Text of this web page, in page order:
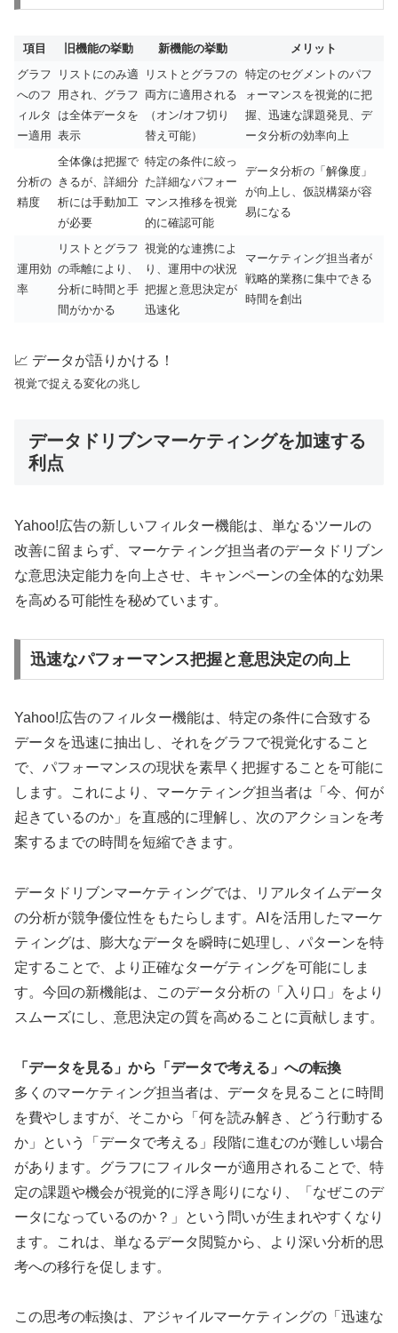
項目 旧機能の挙動 新機能の挙動
メリット
グラフ
へのフ
ィルタ
ー適用
リストにのみ適
用され、グラフ
は全体データを
表示
リストとグラフの
両方に適用される
（オン/オフ切り
替え可能）
特定のセグメントのパフ
ォーマンスを視覚的に把
握、迅速な課題発見、デ
ータ分析の効率向上
分析の
精度
全体像は把握で
きるが、詳細分
析には手動加工
が必要
特定の条件に絞っ
た詳細なパフォー
マンス推移を視覚
的に確認可能
データ分析の「解像度」
が向上し、仮説構築が容
易になる
運用効
率
リストとグラフ
の乖離により、
分析に時間と手
間がかかる
視覚的な連携によ
り、運用中の状況
把握と意思決定が
迅速化
マーケティング担当者が
戦略的業務に集中できる
時間を創出
📈 データが語りかける！
視覚で捉える変化の兆し
データドリブンマーケティングを加速する
利点
Yahoo!広告の新しいフィルター機能は、単なるツールの
改善に留まらず、マーケティング担当者のデータドリブン
な意思決定能力を向上させ、キャンペーンの全体的な効果
を高める可能性を秘めています。
迅速なパフォーマンス把握と意思決定の向上
Yahoo!広告のフィルター機能は、特定の条件に合致する
データを迅速に抽出し、それをグラフで視覚化すること
で、パフォーマンスの現状を素早く把握することを可能に
します。これにより、マーケティング担当者は「今、何が
起きているのか」を直感的に理解し、次のアクションを考
案するまでの時間を短縮できます。
データドリブンマーケティングでは、リアルタイムデータ
の分析が競争優位性をもたらします。AIを活用したマーケ
ティングは、膨大なデータを瞬時に処理し、パターンを特
定することで、より正確なターゲティングを可能にしま
す。今回の新機能は、このデータ分析の「入り口」をより
スムーズにし、意思決定の質を高めることに貢献します。
「データを見る」から「データで考える」への転換
多くのマーケティング担当者は、データを見ることに時間
を費やしますが、そこから「何を読み解き、どう行動する
か」という「データで考える」段階に進むのが難しい場合
があります。グラフにフィルターが適用されることで、特
定の課題や機会が視覚的に浮き彫りになり、「なぜこのデ
ータになっているのか？」という問いが生まれやすくなり
ます。これは、単なるデータ閲覧から、より深い分析的思
考への移行を促します。
この思考の転換は、アジャイルマーケティングの「迅速な